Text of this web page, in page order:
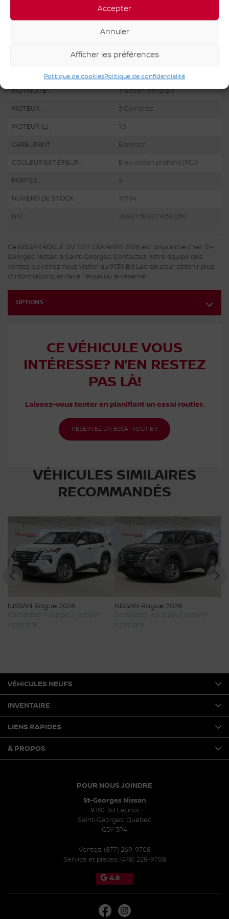
Accepter
Annuler
Afficher les préférences
Politique de cookiesPolitique de confidentialité
2026
10 km
TRANSMISSION : Variable
MOTRICITÉ : Traction intégrale
MOTEUR : 3 Cylindres
MOTEUR (L) : 1.5
CARBURANT : Essence
COULEUR EXTÉRIEUR : Bleu océan profond (RCJ)
PORTES : 4
NUMÉRO DE STOCK : 17504
NIV : JN8BT3BB2TW381260
Ce NISSAN ROGUE SV TOIT OUVRANT 2026 est disponible chez St-
Georges Nissan à Saint-Georges. Contactez notre équipe des
ventes ou venez nous visiter au 9130 Bd Lacroix pour obtenir plus
d'informations, en faire l'essai ou le réserver.
OPTIONS
CE VÉHICULE VOUS
INTÉRESSE? N’EN RESTEZ
PAS LÀ!
Laissez-vous tenter en planifiant un essai routier.
RÉSERVEZ UN ESSAI ROUTIER
VÉHICULES SIMILAIRES
RECOMMANDÉS
2026
nous pour obtenir
NISSAN Rogue 2026
Contactez-nous pour obtenir
NISSAN
Contactez-
POUR NOUS JOINDRE
St-Georges Nissan
9130 Bd Lacroix
Saint-Georges, Québec
G5Y 5P4
Ventes: (877) 269-9708
Service et pièces: (418) 228-9708
4.6
VÉHICULES NEUFS
INVENTAIRE
LIENS RAPIDES
À PROPOS